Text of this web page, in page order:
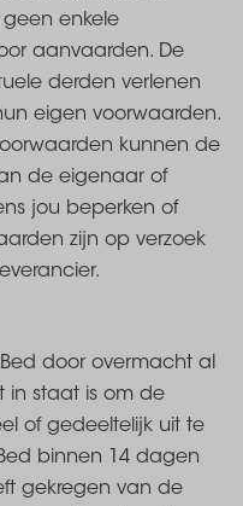
enkele
aanvaarden. De
derden verlenen
eigen voorwaarden.
kunnen de
de eigenaar of
jou beperken of
zijn op verzoek
door overmacht al
in staat is om de
of gedeeltelijk uit te
binnen 14 dagen
gekregen van de